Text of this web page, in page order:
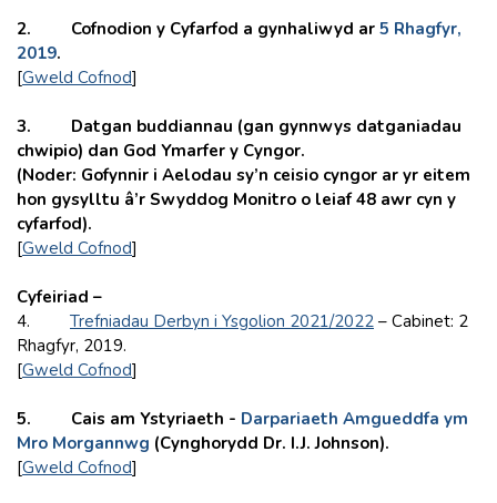
2. Cofnodion y Cyfarfod a gynhaliwyd ar 5 Rhagfyr,
2019.
[Gweld Cofnod]
3. Datgan buddiannau (gan gynnwys datganiadau
chwipio) dan God Ymarfer y Cyngor.
(Noder: Gofynnir i Aelodau sy’n ceisio cyngor ar yr eitem
hon gysylltu â’r Swyddog Monitro o leiaf 48 awr cyn y
cyfarfod).
[Gweld Cofnod]
Cyfeiriad –
4. Trefniadau Derbyn i Ysgolion 2021/2022 – Cabinet: 2
Rhagfyr, 2019.
[Gweld Cofnod]
5. Cais am Ystyriaeth - Darpariaeth Amgueddfa ym
Mro Morgannwg (Cynghorydd Dr. I.J. Johnson).
[Gweld Cofnod]